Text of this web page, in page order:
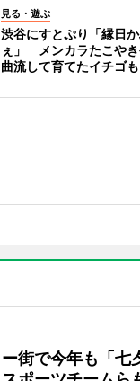
見る・遊ぶ
渋谷にすとぷり「縁日
ぇ」 メンカラたこや
曲流して育てたイチゴも
街で今年も「七